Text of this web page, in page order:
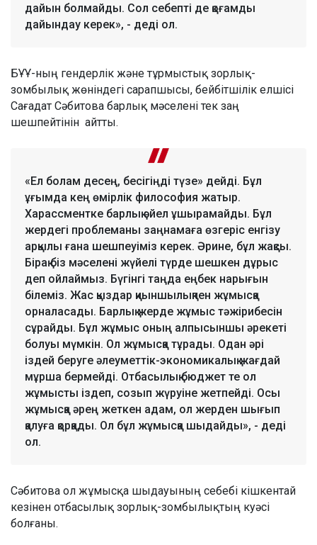
дайын болмайды. Сол себепті де қоғамды
дайындау керек», - деді ол.
БҰҰ-ның гендерлік және тұрмыстық зорлық-
зомбылық жөніндегі сарапшысы, бейбітшілік елшісі
Сағадат Сәбитова барлық мәселені тек заң
шешпейтінін айтты.
«Ел болам десең, бесігіңді түзе» дейді. Бұл
ұғымда кең өмірлік философия жатыр.
Харассментке барлық әйел ұшырамайды. Бұл
жердегі проблеманы заңнамаға өзгеріс енгізу
арқылы ғана шешпеуіміз керек. Әрине, бұл жақсы.
Бірақ біз мәселені жүйелі түрде шешкен дұрыс
деп ойлаймыз. Бүгінгі таңда еңбек нарығын
білеміз. Жас қыздар қиыншылықпен жұмысқа
орналасады. Барлық жерде жұмыс тәжірибесін
сұрайды. Бұл жұмыс оның алпысыншы әрекеті
болуы мүмкін. Ол жұмысқа тұрады. Одан әрі
іздей беруге әлеуметтік-экономикалық жағдай
мұрша бермейді. Отбасылық бюджет те ол
жұмысты іздеп, созып жүруіне жетпейді. Осы
жұмысқа әрең жеткен адам, ол жерден шығып
қалуға қорқады. Ол бұл жұмысқа шыдайды», - деді
ол.
Сәбитова ол жұмысқа шыдауының себебі кішкентай
кезінен отбасылық зорлық-зомбылықтың куәсі
болғаны.